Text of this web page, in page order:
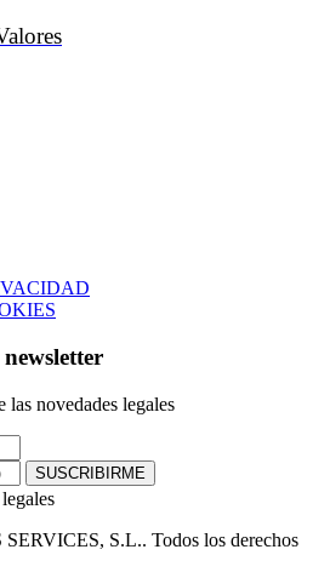
las novedades legales
SUSCRIBIRME
S.L.. Todos los derechos